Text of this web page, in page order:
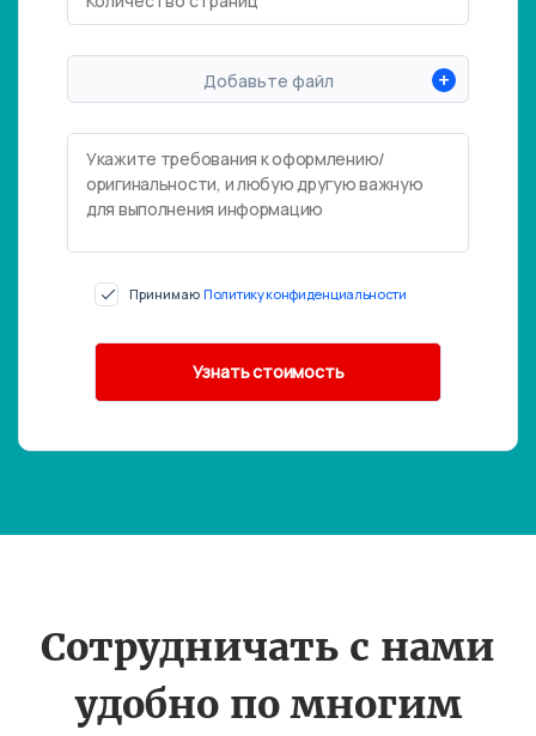
Добавьте файл +
Принимаю Политику конфиденциальности
Сотрудничать с нами
удобно по многим